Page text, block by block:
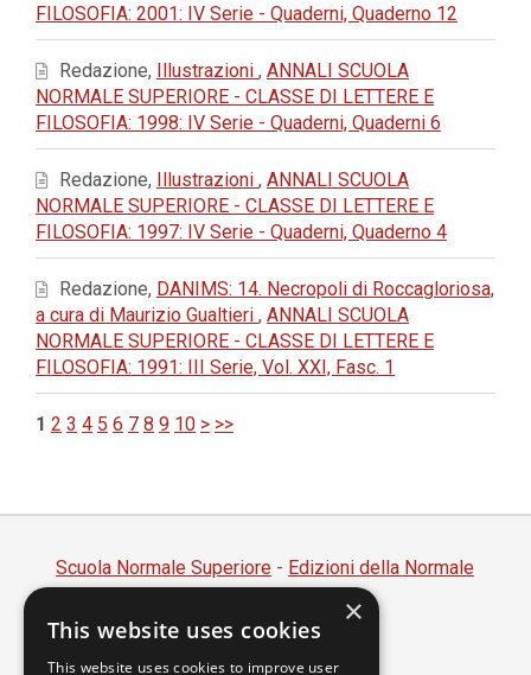
FILOSOFIA: 2001: IV Serie - Quaderni, Quaderno 12
Redazione, Illustrazioni , ANNALI SCUOLA
NORMALE SUPERIORE - CLASSE DI LETTERE E
FILOSOFIA: 1998: IV Serie - Quaderni, Quaderni 6
Redazione, Illustrazioni , ANNALI SCUOLA
NORMALE SUPERIORE - CLASSE DI LETTERE E
FILOSOFIA: 1997: IV Serie - Quaderni, Quaderno 4
Redazione, DANIMS: 14. Necropoli di Roccagloriosa,
a cura di Maurizio Gualtieri , ANNALI SCUOLA
NORMALE SUPERIORE - CLASSE DI LETTERE E
FILOSOFIA: 1991: III Serie, Vol. XXI, Fasc. 1
1 2 3 4 5 6 7 8 9 10 > >>
Scuola Normale Superiore - Edizioni della Normale
Piazza dei Cavalieri, 7 - 56126 Pisa
Codice fiscale 80005050507
Partita IVA 00420000507
×
This website uses cookies
This website uses cookies to improve user